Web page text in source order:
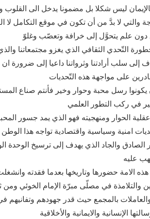
والتي لا بدَّ من أن تكون في موقع التكامل
التّحدي الثقافي الذي يغزو مجتمعاتنا
إلى سلب أرادتنا وثرواتنا داعيا إلى ضرورة
الحوار ومنهجيته فهو الذي يمد جسور
امنية وسياسية واقتصادية تواجه هذا
الصادق والجاد الذي يهدف إلى ترسيخ الوحدة
الامة حضورها وتاريخها بعدما فقدته وانشغلت